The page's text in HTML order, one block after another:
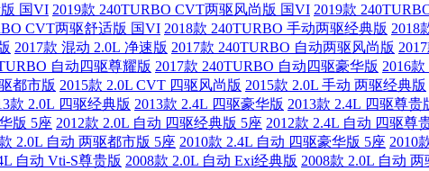
国VI 2019款 240TURBO CVT两驱风尚版 国VI 2019款
CVT两驱舒适版 国VI 2018款 240TURBO 手动两驱经典版 2018
2017款 混动 2.0L 净速版 2017款 240TURBO 自动两驱风尚版
自动四驱尊耀版 2017款 240TURBO 自动四驱豪华版 2016
都市版 2015款 2.0L CVT 四驱风尚版 2015款 2.0L 手动 两驱经典版
款 2.0L 四驱经典版 2013款 2.4L 四驱豪华版 2013款 2.4L 四驱尊贵
版 5座 2012款 2.0L 自动 四驱经典版 5座 2012款 2.4L 自动 四驱尊
2.0L 自动 两驱都市版 5座 2010款 2.4L 自动 四驱豪华版 5座 2010
自动 Vti-S尊贵版 2008款 2.0L 自动 Exi经典版 2008款 2.0L 自动 两